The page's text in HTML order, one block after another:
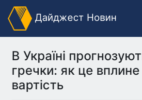
Дайджест Новин
В Україні
гречки: як це вплине
вартість